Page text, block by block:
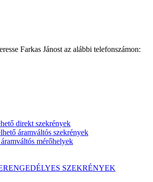
Farkas Jánost az alábbi telefonszámon:
direkt szekrények
áramváltós szekrények
mérőhelyek
SZEKRÉNYEK